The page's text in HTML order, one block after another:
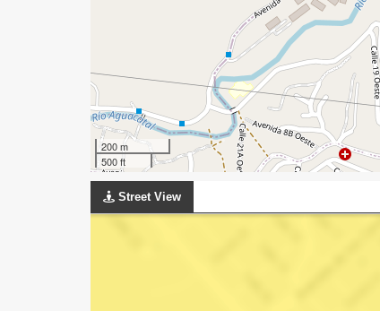
200 m
500 ft
Street View